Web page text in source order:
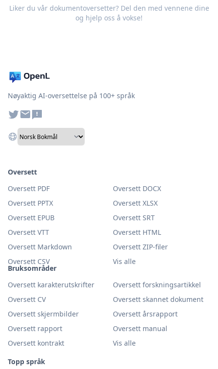
Liker du vår dokumentoversetter? Del den med vennene dine
og hjelp oss å vokse!
Nøyaktig AI-oversettelse på 100+ språk
Bruksområder
Oversett karakterutskrifter
Oversett forskningsartikkel
Oversett CV
Oversett skannet dokument
Oversett skjermbilder
Oversett årsrapport
Oversett rapport
Oversett manual
Oversett kontrakt
Vis alle
Topp språk
Oversett
Oversett PDF
Oversett DOCX
Oversett PPTX
Oversett XLSX
Oversett EPUB
Oversett SRT
Oversett VTT
Oversett HTML
Oversett Markdown
Oversett ZIP-filer
Oversett CSV
Vis alle